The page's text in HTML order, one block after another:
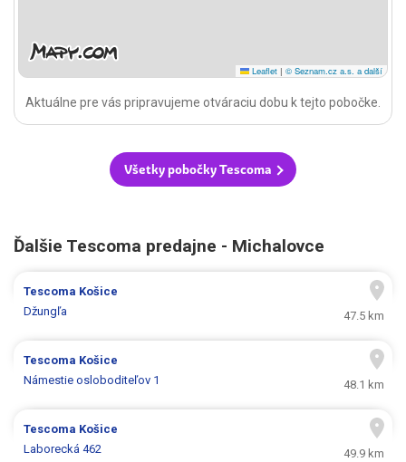
Leaflet | © Seznam.cz a.s. a další
Aktuálne pre vás pripravujeme otváraciu dobu k tejto pobočke.
Všetky pobočky Tescoma
Ďalšie Tescoma predajne - Michalovce
Tescoma Košice
Džungľa
47.5 km
Tescoma Košice
Námestie osloboditeľov 1
48.1 km
Tescoma Košice
Laborecká 462
49.9 km